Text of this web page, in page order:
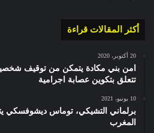
أكثر المقالات قراءة
20 أكتوبر، 2020
امن بني مكادة يتمكن من توقيف
تتعلق بتكوين عصابة اجرامية
10 يونيو، 2021
برلماني التشيكي، توماس ديشوفسكي
المغرب